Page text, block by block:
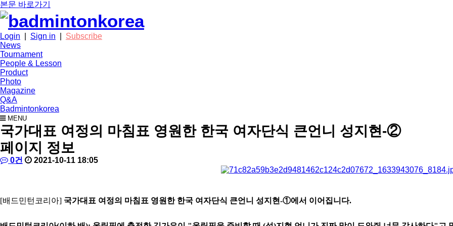
본문 바로가기
Login Sign in
Subscribe
News
Tournament
People & Lesson
Product
Photo
Magazine
Q&A
Badmintonkorea
MENU
news
국가대표 여정의 마침표 영원한 한국 여자단식 큰언니 성지현-②
페이지 정보
작
배
코
리
댓 0건 작 2021-10-11 18:05
[배드민턴코리아] 국가대표 여정의 마침표 영원한 한국 여자단식 큰언니 성지현-①에서 이어집니다.